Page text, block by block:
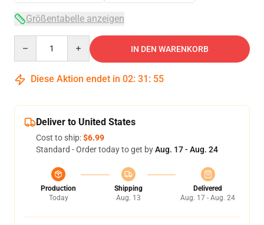
Größentabelle anzeigen
IN DEN WARENKORB
Diese Aktion endet in 02: 31 : 54
Deliver to United States
Cost to ship:$6.99
Standard - Order today to get byAug. 17 - Aug. 24
Production
Today
Shipping
Aug. 13
Delivered
Aug. 17 - Aug. 24